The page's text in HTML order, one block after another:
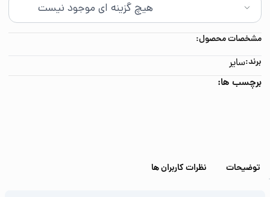
مشخصات محصول:
برند:سایر
برچسب ها:
توضیحات نظرات کاربران ها